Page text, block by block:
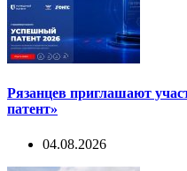
Рязанцев приглашают
патент»
04.08.2026